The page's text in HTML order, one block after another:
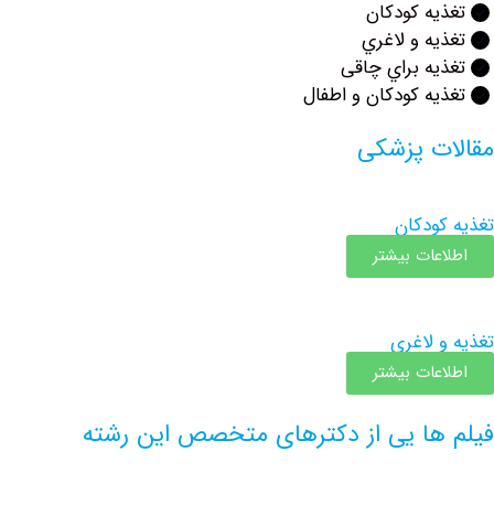
کودکان
و لاغري
براي چاقی
كودكان و اطفال
پزشکی
بیشتر
بیشتر
یی از دکترهای متخصص این رشته